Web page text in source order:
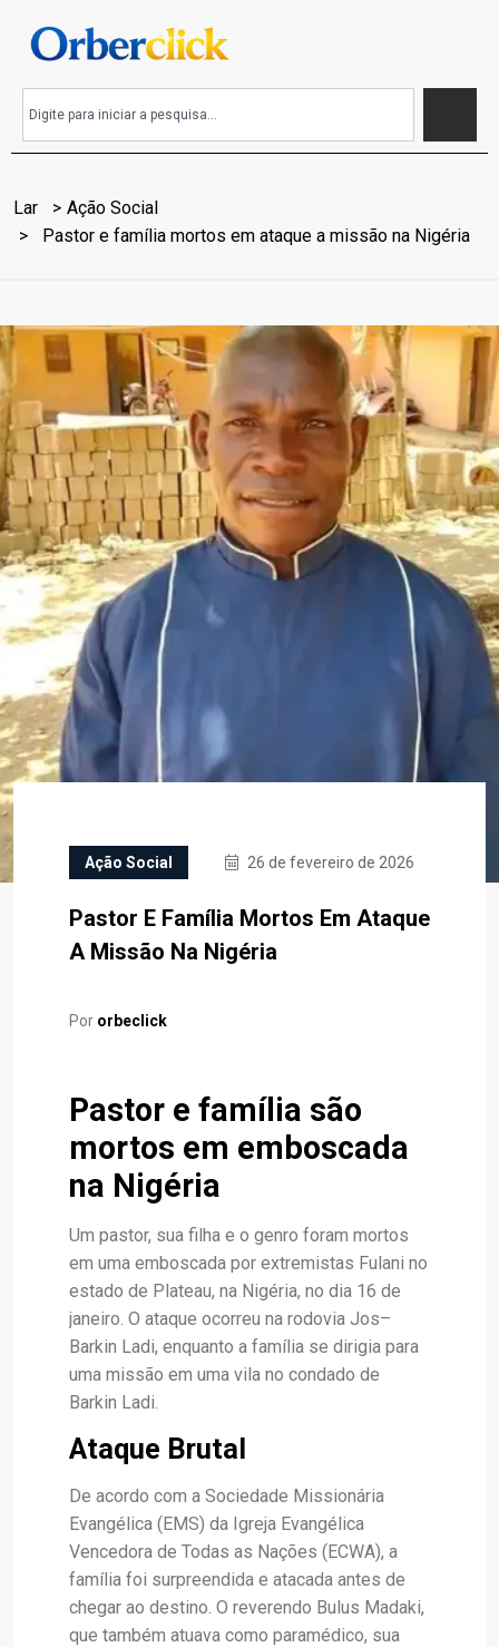
Lar
Ação Social
Pastor e família mortos em ataque a missão na Nigéria
Ação Social 26 de fevereiro de 2026
Pastor E Família Mortos Em Ataque
A Missão Na Nigéria
Por orbeclick
Pastor e família são
mortos em emboscada
na Nigéria
Um pastor, sua filha e o genro foram mortos
em uma emboscada por extremistas Fulani no
estado de Plateau, na Nigéria, no dia 16 de
janeiro. O ataque ocorreu na rodovia Jos–
Barkin Ladi, enquanto a família se dirigia para
uma missão em uma vila no condado de
Barkin Ladi.
Ataque Brutal
De acordo com a Sociedade Missionária
Evangélica (EMS) da Igreja Evangélica
Vencedora de Todas as Nações (ECWA), a
família foi surpreendida e atacada antes de
chegar ao destino. O reverendo Bulus Madaki,
que também atuava como paramédico, sua